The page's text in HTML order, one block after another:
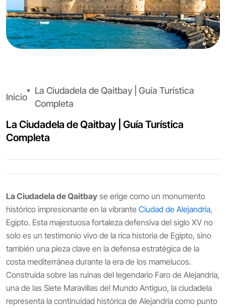
Inicio
La Ciudadela de Qaitbay | Guía Turística
Completa
La Ciudadela de Qaitbay | Guía Turística
Completa
La Ciudadela de Qaitbay se erige como un monumento
histórico impresionante en la vibrante Ciudad de Alejandría,
Egipto. Esta majestuosa fortaleza defensiva del siglo XV no
solo es un testimonio vivo de la rica historia de Egipto, sino
también una pieza clave en la defensa estratégica de la
costa mediterránea durante la era de los mamelucos.
Construida sobre las ruinas del legendario Faro de Alejandría,
una de las Siete Maravillas del Mundo Antiguo, la ciudadela
representa la continuidad histórica de Alejandría como punto